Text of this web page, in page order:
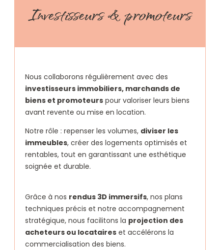
Investisseurs & promoteurs
Nous collaborons régulièrement avec des
investisseurs immobiliers, marchands de
biens et promoteurs pour valoriser leurs biens
avant revente ou mise en location.
Notre rôle : repenser les volumes, diviser les
immeubles, créer des logements optimisés et
rentables, tout en garantissant une esthétique
soignée et durable.
Grâce à nos rendus 3D immersifs, nos plans
techniques précis et notre accompagnement
stratégique, nous facilitons la projection des
acheteurs ou locataires et accélérons la
commercialisation des biens.